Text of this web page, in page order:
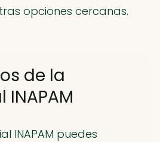
opciones cercanas.
de la
INAPAM puedes